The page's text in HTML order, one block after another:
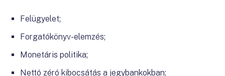
Felügyelet;
Forgatókönyv-elemzés;
Monetáris politika;
Nettó zéró kibocsátás a jegybankokban;